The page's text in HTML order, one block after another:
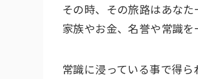
その時、その旅路はあなた
家族やお金、名誉や常識を
常識に浸っている事で得ら